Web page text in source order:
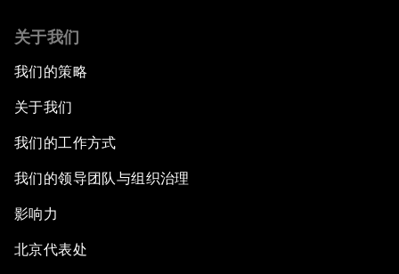
关于我们
我们的策略
关于我们
我们的工作方式
我们的领导团队与组织治理
影响力
北京代表处